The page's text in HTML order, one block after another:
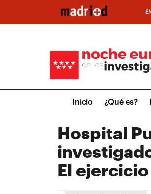
contenido
menuInicio ¿Qué es?
Hospital
El